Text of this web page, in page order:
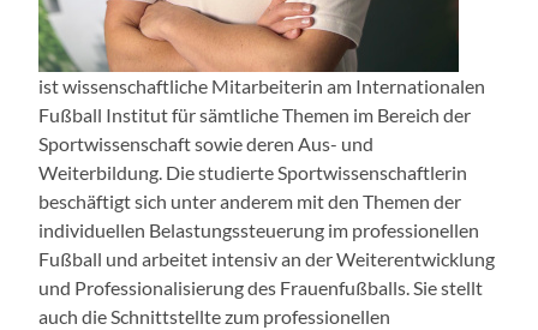
ist wissenschaftliche Mitarbeiterin am Internationalen
Fußball Institut fürsämtlicheThemen im Bereich der
Sportwissenschaftsowiederen Aus- und
Weiterbildung. Die studierte Sportwissenschaftlerin
beschäftigt sich unter anderem mit den Themen der
individuellen Belastungssteuerung im professionellen
Fußball und arbeitet intensiv an der Weiterentwicklung
und Professionalisierung des Frauenfußballs. Siestellt
auch die Schnittstellte zum professionellen